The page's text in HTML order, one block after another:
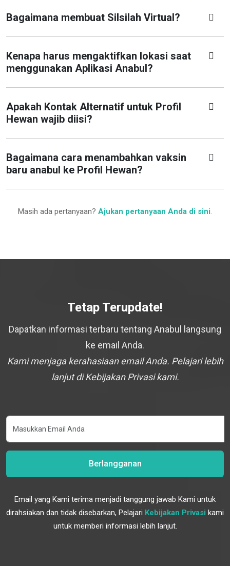
Bagaimana membuat Silsilah Virtual?
Kenapa harus mengaktifkan lokasi saat
menggunakan Aplikasi Anabul?
Apakah Kontak Alternatif untuk Profil
Hewan wajib diisi?
Bagaimana cara menambahkan vaksin
baru anabul ke Profil Hewan?
Masih ada pertanyaan? Ajukan pertanyaan Anda di sini.
Tetap Terupdate!
Dapatkan informasi terbaru tentang Anabul langsung
ke email Anda.
Kami menjaga kerahasiaan email Anda. Pelajari lebih
lanjut di Kebijakan Privasi kami.
Berlangganan
Email yang Kami terima menjadi tanggung jawab Kami untuk
dirahsiakan dan tidak disebarkan, Pelajari Kebijakan Privasi kami
untuk memberi informasi lebih lanjut.